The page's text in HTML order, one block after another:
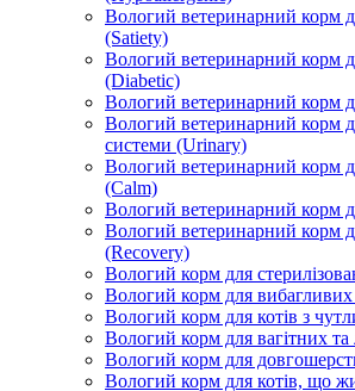
Вологий ветеринарний корм
(Satiety)
Вологий ветеринарний корм
(Diabetic)
Вологий ветеринарний корм
Вологий ветеринарний корм
системи (Urinary)
Вологий ветеринарний корм
(Calm)
Вологий ветеринарний корм
Вологий ветеринарний корм
(Recovery)
Вологий корм для
Вологий корм для вибагливих
Вологий корм для котів з
Вологий корм для вагітних
Вологий корм для
Вологий корм для котів, що